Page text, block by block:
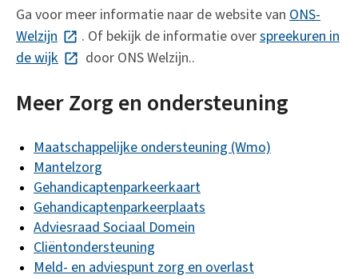
Ga voor meer informatie naar de website van ONS-
Welzijn (Deze link gaat naar een externe website)
. Of bekijk de informatie overspreekuren in
de wijk (Deze link gaat naar een externe website)
door ONS Welzijn..
Meer Zorg en ondersteuning
Maatschappelijke ondersteuning (Wmo)
Mantelzorg
Gehandicaptenparkeerkaart
Gehandicaptenparkeerplaats
Adviesraad Sociaal Domein
Cliëntondersteuning
Meld- en adviespunt zorg en overlast